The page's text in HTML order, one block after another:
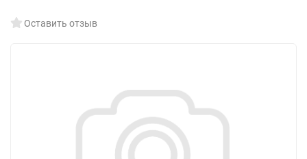
Оставить отзыв